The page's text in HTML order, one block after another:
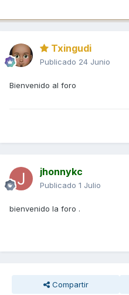
Txingudi
Publicado 24 Junio
Bienvenido al foro
jhonnykc
Publicado 1 Julio
bienvenido la foro .
Compartir